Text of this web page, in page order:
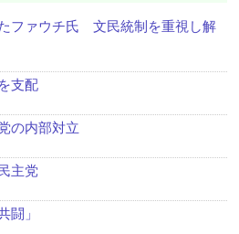
ファウチ氏 文民統制を重視し解
支配
の内部対立
主党
闘」